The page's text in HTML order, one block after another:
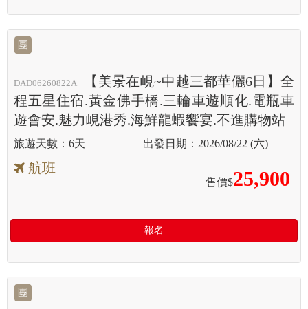
團
DAD06260822A
【美景在峴~中越三都華儷6日】全
程五星住宿.黃金佛手橋.三輪車遊順化.電瓶車
遊會安.魅力峴港秀.海鮮龍蝦饗宴.不進購物站
6天 2026/08/22 (六)
航班
售價$25,900
報名
團